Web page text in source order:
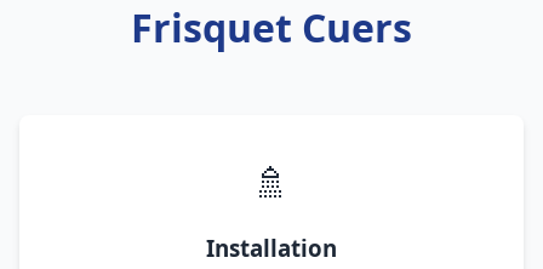
Frisquet Cuers
🚿
Installation